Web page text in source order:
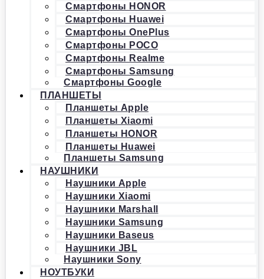
Смартфоны HONOR
Смартфоны Huawei
Смартфоны OnePlus
Смартфоны POCO
Смартфоны Realme
Смартфоны Samsung
Смартфоны Google
ПЛАНШЕТЫ
Планшеты Apple
Планшеты Xiaomi
Планшеты HONOR
Планшеты Huawei
Планшеты Samsung
НАУШНИКИ
Наушники Apple
Наушники Xiaomi
Наушники Marshall
Наушники Samsung
Наушники Baseus
Наушники JBL
Наушники Sony
НОУТБУКИ